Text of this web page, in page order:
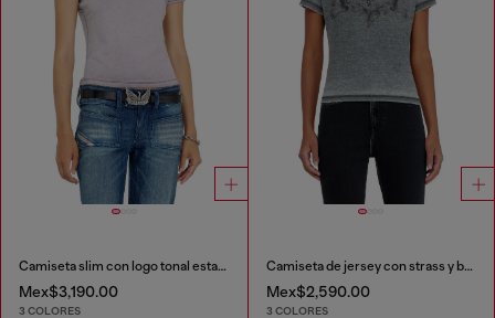
Camiseta slim con logo tonal estampado
Mex$3,190.00
3 COLORES
Camiseta de jersey con strass y burnout effect
Mex$2,590.00
3 COLORES